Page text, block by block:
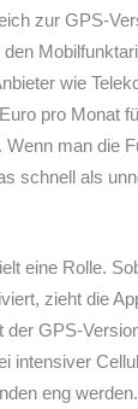
zur GPS-
wie
pro Monat
Wenn man die
schnell als
eine Rolle.
zieht die
der GPS-
intensiver
eng